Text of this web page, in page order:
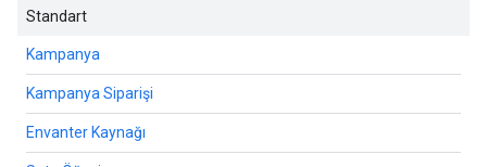
Standart
Kampanya
Kampanya Siparişi
Envanter Kaynağı